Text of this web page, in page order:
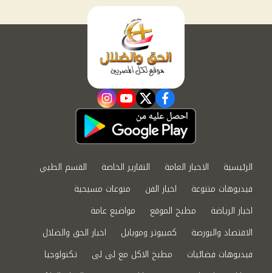
facebook
twitter
youtube
instagram
الرئيسية الاخبار العامة التقارير الخاصة
القسم الطبي
فيديوهات متنوعة
اخبار الفن
منوعات مسيحية
اخبار الرياضة
مطبخ الموقع
مواضيع عامة
الاقتصاد والبورصة
كمبيوتر وموبايل
اخبار الحق والضلال
فيديوهات فضائيات
مطبخ الاكل مع لى لى
تكنولوجيا